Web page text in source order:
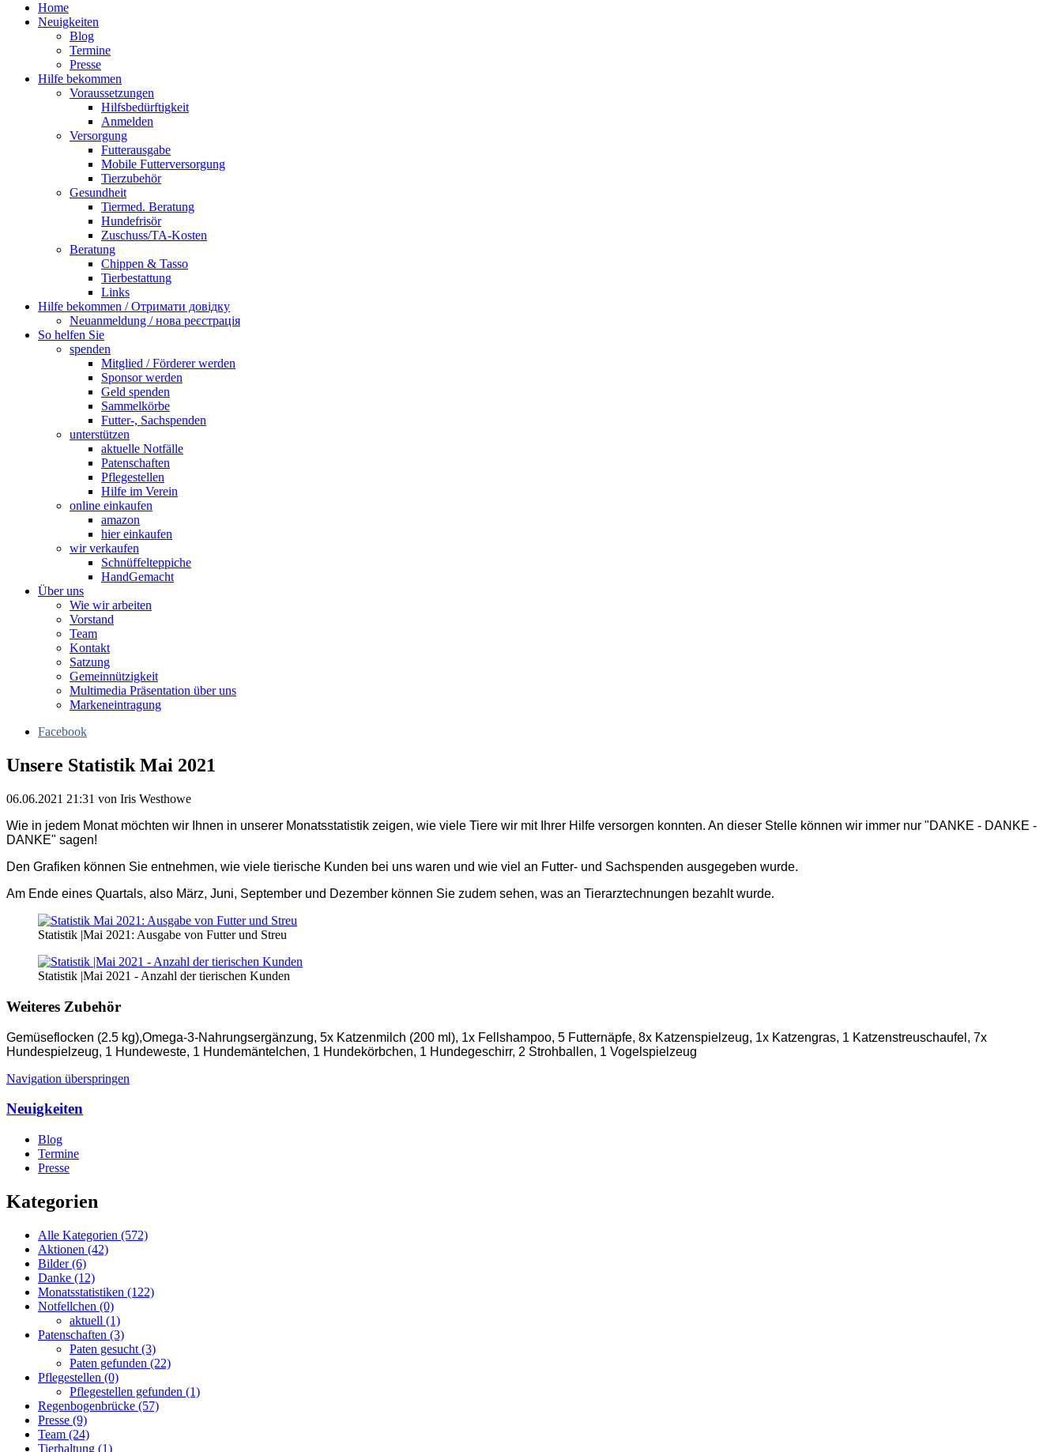
Home
Neuigkeiten
Blog
Termine
Presse
Hilfe bekommen
Voraussetzungen
Hilfsbedürftigkeit
Anmelden
Versorgung
Futterausgabe
Mobile Futterversorgung
Tierzubehör
Gesundheit
Tiermed. Beratung
Hundefrisör
Zuschuss/TA-Kosten
Beratung
Chippen & Tasso
Tierbestattung
Links
Hilfe bekommen / Отримати довідку
Neuanmeldung / нова реєстрація
So helfen Sie
spenden
Mitglied / Förderer werden
Sponsor werden
Geld spenden
Sammelkörbe
Futter-, Sachspenden
unterstützen
aktuelle Notfälle
Patenschaften
Pflegestellen
Hilfe im Verein
online einkaufen
amazon
hier einkaufen
wir verkaufen
Schnüffelteppiche
HandGemacht
Über uns
Wie wir arbeiten
Vorstand
Team
Kontakt
Satzung
Gemeinnützigkeit
Multimedia Präsentation über uns
Markeneintragung
Facebook
Unsere Statistik Mai 2021
06.06.2021 21:31 von Iris Westhowe
Wie in jedem Monat möchten wir Ihnen in unserer Monatsstatistik zeigen, wie viele Tiere wir mit Ihrer Hilfe versorgen konnten. An dieser Stelle können wir immer nur "DANKE - DANKE -
DANKE" sagen!
Den Grafiken können Sie entnehmen, wie viele tierische Kunden bei uns waren und wie viel an Futter- und Sachspenden ausgegeben wurde.
Am Ende eines Quartals, also März, Juni, September und Dezember können Sie zudem sehen, was an Tierarztechnungen bezahlt wurde.
Statistik |Mai 2021: Ausgabe von Futter und Streu
Statistik |Mai 2021 - Anzahl der tierischen Kunden
Weiteres Zubehör
Gemüseflocken (2.5 kg),Omega-3-Nahrungsergänzung, 5x Katzenmilch (200 ml), 1x Fellshampoo, 5 Futternäpfe, 8x Katzenspielzeug, 1x Katzengras, 1 Katzenstreuschaufel, 7x
Hundespielzeug, 1 Hundeweste, 1 Hundemäntelchen, 1 Hundekörbchen, 1 Hundegeschirr, 2 Strohballen, 1 Vogelspielzeug
Navigation überspringen
Neuigkeiten
Blog
Termine
Presse
Kategorien
Alle Kategorien (572)
Aktionen (42)
Bilder (6)
Danke (12)
Monatsstatistiken (122)
Notfellchen (0)
aktuell (1)
Patenschaften (3)
Paten gesucht (3)
Paten gefunden (22)
Pflegestellen (0)
Pflegestellen gefunden (1)
Regenbogenbrücke (57)
Presse (9)
Team (24)
Tierhaltung (1)